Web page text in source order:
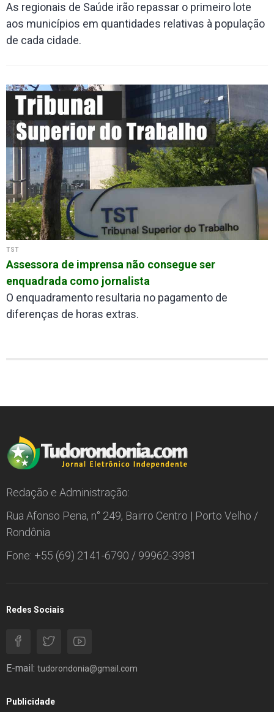
As regionais de Saúde irão repassar o primeiro lote
aos municípios em quantidades relativas à população
de cada cidade.
TST
Assessora de imprensa não consegue ser
enquadrada como jornalista
O enquadramento resultaria no pagamento de
diferenças de horas extras.
Redação e Administração:
Rua Afonso Pena, n° 249, Bairro Centro | Porto Velho /
Rondônia
Fone: +55 (69) 2141-6790 / 99962-3981
Redes Sociais
E-mail: tudorondonia@gmail.com
Publicidade